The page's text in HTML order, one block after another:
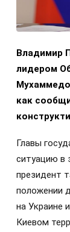
Владимир
лидером
как
Главы
ситуацию в
президент
положении
на Украине
Киевом